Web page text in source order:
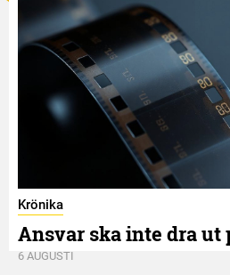
Krönika
Ansvar ska inte dra ut
6 AUGUSTI